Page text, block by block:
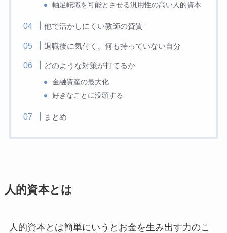
軸足転職を可能とさせる汎用性の高い人的資本
他で活かしにくい教師の資質
退職後に気付く、何も持っていない自分
どのような対策が打てるか
金融資産の最大化
好きなことに没頭する
まとめ
人的資本とは
人的資本とは簡単にいうとお金を生み出す力のこ